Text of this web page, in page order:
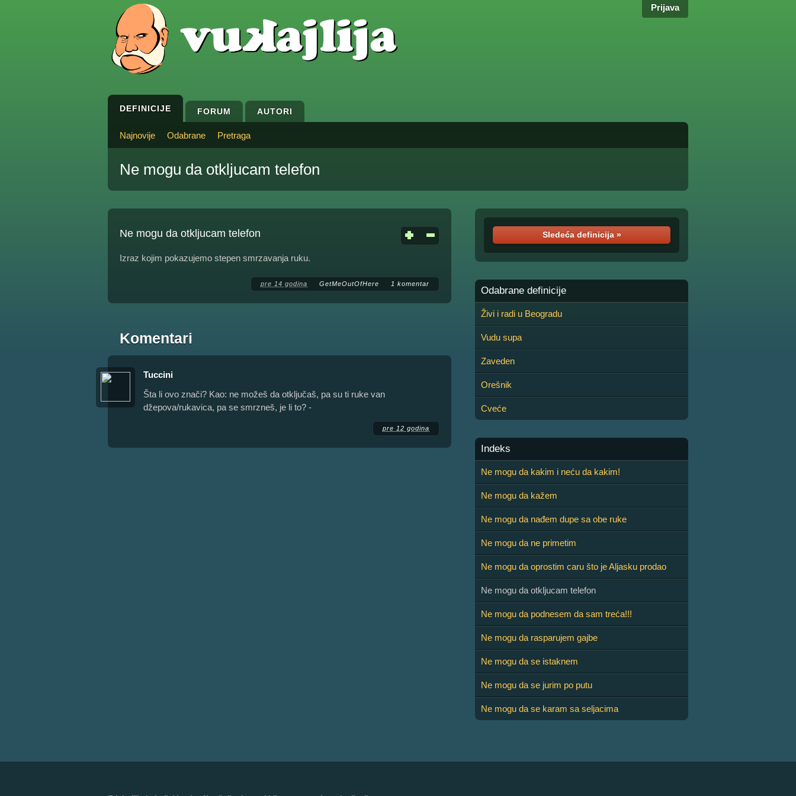
Prijava
DEFINICIJE FORUM AUTORI
Najnovije Odabrane Pretraga
Ne mogu da otkljucam telefon
Ne mogu da otkljucam telefon
Izraz kojim pokazujemo stepen smrzavanja ruku.
pre 14 godina GetMeOutOfHere 1 komentar
Komentari
Tuccini
Šta li ovo znači? Kao: ne možeš da otključaš, pa su ti ruke van
džepova/rukavica, pa se smrzneš, je li to? -
pre 12 godina
Sledeća definicija »
Odabrane definicije
Živi i radi u Beogradu
Vudu supa
Zaveden
Orešnik
Cveće
Indeks
Ne mogu da kakim i neću da kakim!
Ne mogu da kažem
Ne mogu da nađem dupe sa obe ruke
Ne mogu da ne primetim
Ne mogu da oprostim caru što je Aljasku prodao
Ne mogu da otkljucam telefon
Ne mogu da podnesem da sam treća!!!
Ne mogu da rasparujem gajbe
Ne mogu da se istaknem
Ne mogu da se jurim po putu
Ne mogu da se karam sa seljacima